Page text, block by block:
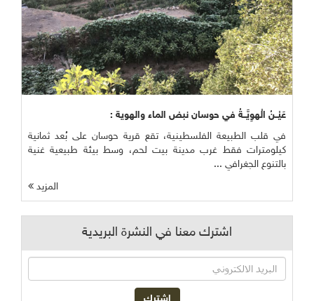
عَيْــنُ الْهوِيَّــةُ في حوسان نبض الماء والهوية :
في قلب الطبيعة الفلسطينية، تقع قرية حوسان على بُعد ثمانية
كيلومترات فقط غرب مدينة بيت لحم، وسط بيئة طبيعية غنية
بالتنوع الجغرافي ...
المزيد
اشترك معنا في النشرة البريدية